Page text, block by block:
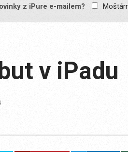
obsah pro
z iPure e-mailem?
v iPadu